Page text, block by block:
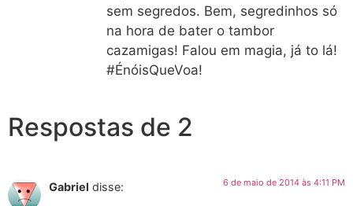
sem segredos. Bem, segredinhos só
na hora de bater o tambor
cazamigas! Falou em magia, já to lá!
#ÉnóisQueVoa!
Respostas de 2
Gabriel disse: 6 de maio de 2014 às 4:11 PM